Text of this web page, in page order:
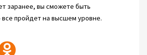
заранее, вы сможете быть
пройдет на высшем уровне.